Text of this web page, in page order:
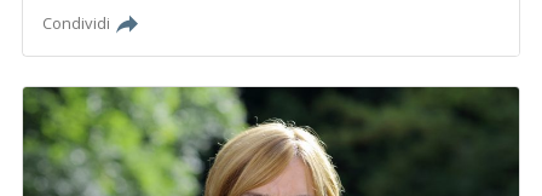
Condividi